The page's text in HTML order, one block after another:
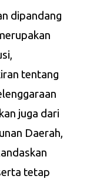
dipandang
tentang
juga dari
Daerah,
tetap